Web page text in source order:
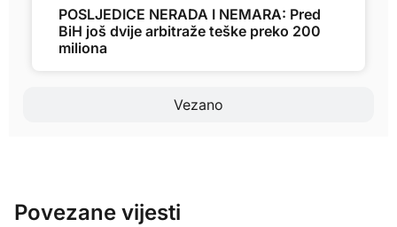
Vezano
POSLJEDICE NERADA I NEMARA: Pred
BiH još dvije arbitraže teške preko 200
miliona
Povezane vijesti